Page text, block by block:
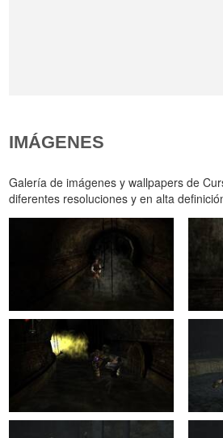
IMÁGENES
Galería de imágenes y wallpapers de
diferentes resoluciones y en alta